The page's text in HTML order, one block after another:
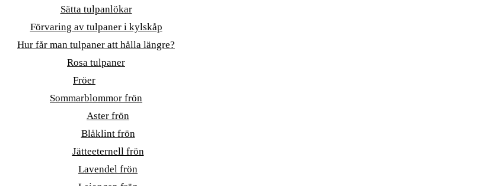
Sätta tulpanlökar
Förvaring av tulpaner i kylskåp
Hur får man tulpaner att hålla längre?
Rosa tulpaner
Fröer
Sommarblommor frön
Aster frön
Blåklint frön
Jätteeternell frön
Lavendel frön